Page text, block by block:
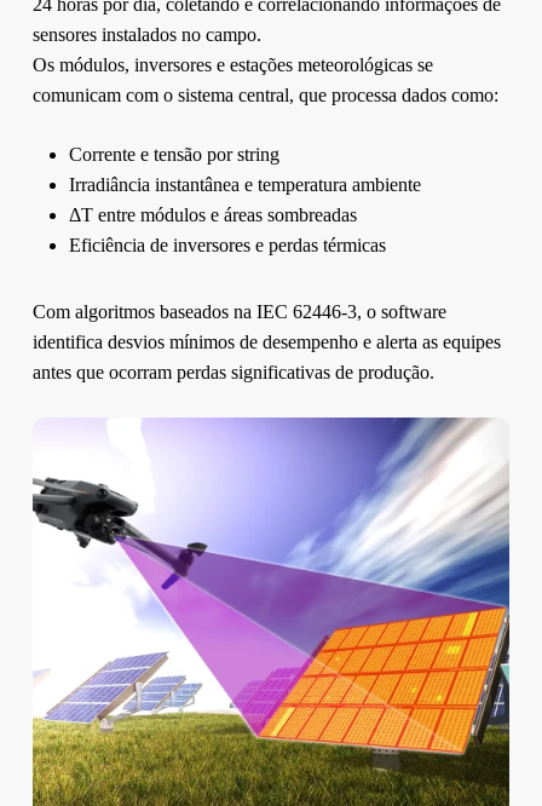
24 horas por dia, coletando e correlacionando informações de
sensores instalados no campo.
Os módulos, inversores e estações meteorológicas se
comunicam com o sistema central, que processa dados como:
Corrente e tensão por string
Irradiância instantânea e temperatura ambiente
ΔT entre módulos e áreas sombreadas
Eficiência de inversores e perdas térmicas
Com algoritmos baseados na IEC 62446-3, o software
identifica desvios mínimos de desempenho e alerta as equipes
antes que ocorram perdas significativas de produção.